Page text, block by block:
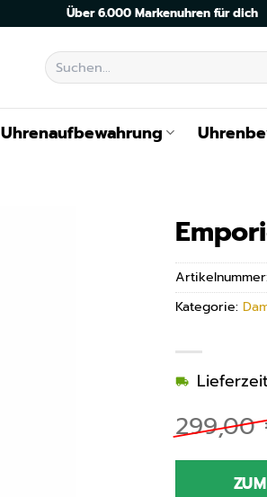
Über 6.000 Markenuhren für dich
Suchen
nach:
Uhrenaufbewahrung
299,00
Artikelnummer:
Kategorie: